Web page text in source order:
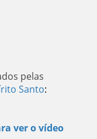
pelas
Santo:
ver o vídeo